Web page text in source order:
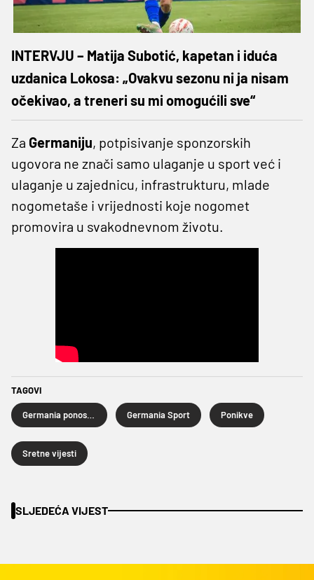
INTERVJU – Matija Subotić, kapetan i iduća
uzdanica Lokosa: „Ovakvu sezonu ni ja nisam
očekivao, a treneri su mi omogućili sve“
Za Germaniju, potpisivanje sponzorskih
ugovora ne znači samo ulaganje u sport već i
ulaganje u zajednicu, infrastrukturu, mlade
nogometaše i vrijednosti koje nogomet
promovira u svakodnevnom životu.
TAGOVI
Germania Sport Ponikve
Sretne vijesti
SLJEDEĆA VIJEST